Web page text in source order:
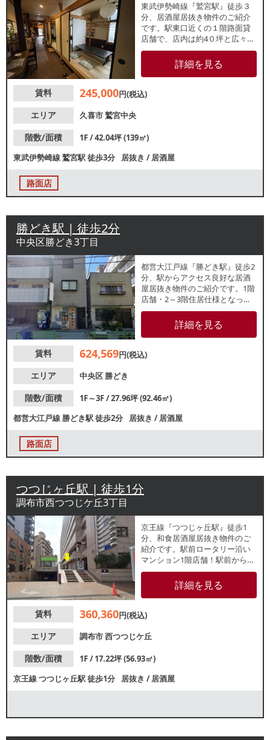
東武伊勢崎線『鷲宮駅』徒歩３
分、居酒屋居抜き物件のご紹介
です。駅東口近くの１階路面貸
店舗で、店内は約4０坪と広々と
したレイアウト。無料駐車場６
台が利用可能！駅から近いです
が、周辺は閑静な住宅街エリ
地域に根差した店舗をお考えの
詳細を見る
賃料 245,000円(税込)
エリア
久喜市鷲宮中央
階数/面積
1F / 42.04坪 (139㎡)
東武伊勢崎線鷲宮駅徒歩3分 居抜き /居酒屋
路面店
勝どき駅 | 徒歩2分
中央区勝どき3丁目
都営大江戸線『勝どき駅』徒歩2
分、駅からアクセス良好な居酒
屋居抜き物件のご紹介です。1階
店舗・2～3階住居仕様となって
おります。タワーマンション目
の前の立地で、周辺でも居酒屋
やラーメン屋等の多数飲食店が
集客が期待できます。重飲食相
詳細を見る
賃料 624,569円(税込)
エリア
中央区 勝どき
階数/面積
1F～3F / 27.96坪 (92.46㎡)
都営大江戸線 勝どき駅徒歩2分 居抜き /居酒屋
路面店
つつじヶ丘駅 | 徒歩1分
調布市西つつじケ丘3丁目
京王線『つつじヶ丘駅』徒歩1
分、和食居酒屋居抜き物件のご
紹介です。駅前ロータリー沿い
マンション1階店舗！駅前から甲
州街道に抜ける通りのため、人
の流れがあります。多様な店舗
が立ち並んでおり、駅からのア
や駅利用客の集客が見込めま
ル席・小上がりのあるレイアウ
業種等、お客様に対応可能で
詳細を見る
賃料 360,360円(税込)
エリア
調布市西つつじケ丘
階数/面積
1F / 17.22坪 (56.93㎡)
京王線つつじヶ丘駅徒歩1分 居抜き /居酒屋